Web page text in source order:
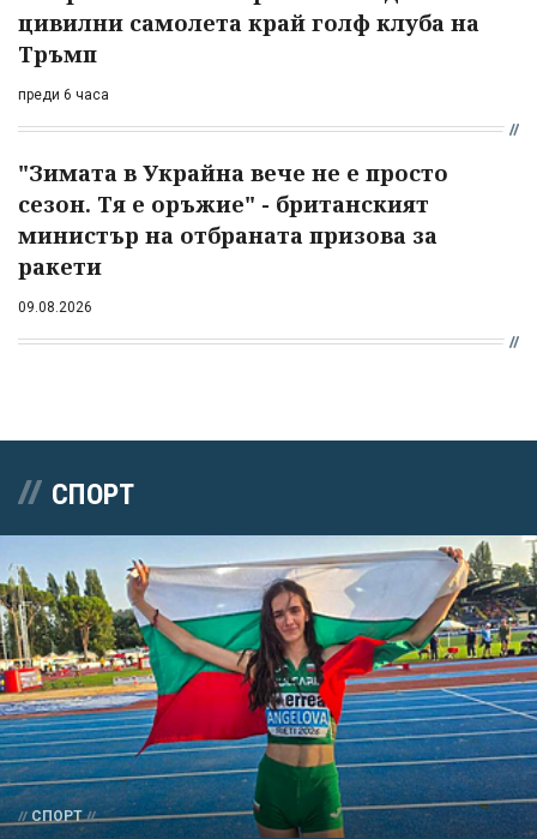
цивилни самолета край голф клуба на
Тръмп
преди 6 часа
"Зимата в Украйна вече не е просто
сезон. Тя е оръжие" - британският
министър на отбраната призова за
ракети
09.08.2026
СПОРТ
СПОРТ